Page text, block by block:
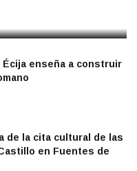
Écija enseña a construir
de la cita cultural de las
en Fuentes de